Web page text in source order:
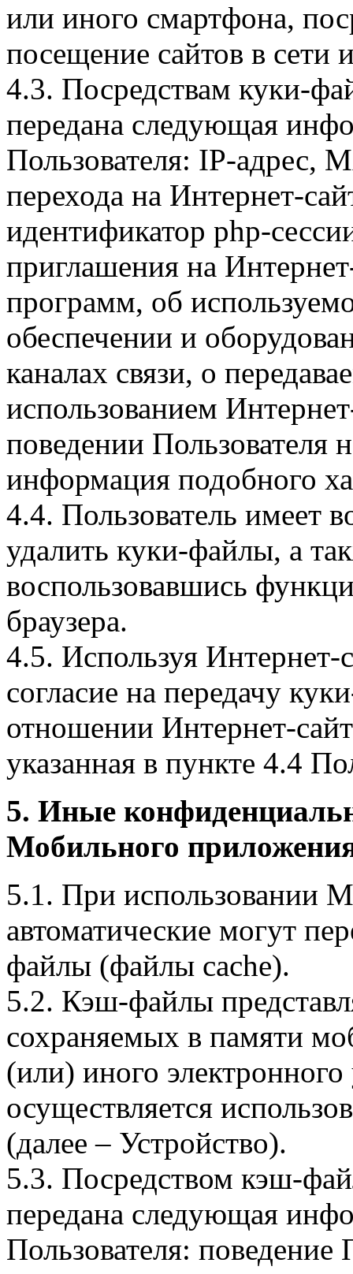
или иного смартфона,
посещение сайтов в сети
4.3. Посредствам куки-
передана следующая
Пользователя: IP-адрес,
перехода на Интернет-
идентификатор php-
приглашения на
программ, об
обеспечении и
каналах связи, о
использованием
поведении Пользователя
информация подобного
4.4. Пользователь имеет
удалить куки-файлы, а
воспользовавшись
браузера.
4.5. Используя Интернет-
согласие на передачу
отношении Интернет-
указанная в пункте 4.4
5. Иные
Мобильного
5.1. При использовании
автоматические могут
файлы (файлы cache).
5.2. Кэш-файлы
сохраняемых в памяти
(или) иного электронного
осуществляется
(далее – Устройство).
5.3. Посредством кэш-
передана следующая
Пользователя: